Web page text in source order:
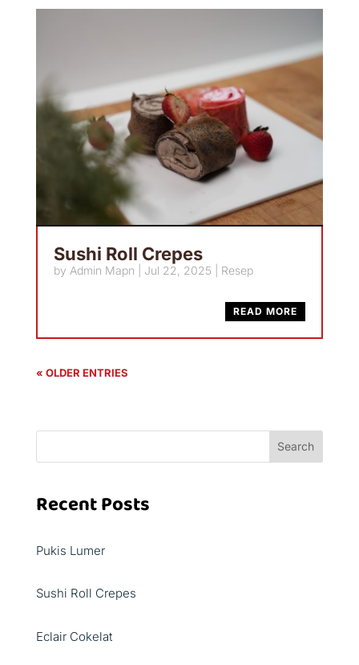
Sushi Roll Crepes
by Admin Mapn Jul 22, 2025 Resep
READ MORE
« OLDER ENTRIES
Search
Recent Posts
Pukis Lumer
Sushi Roll Crepes
Eclair Cokelat